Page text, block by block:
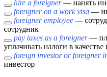
hire a foreigner— нанять
foreigner on a work visa —
foreigner employee —
сотрудник
pay taxes as a foreigner—
уплачивать налоги в качестве
foreign investor or foreigner
инвестор